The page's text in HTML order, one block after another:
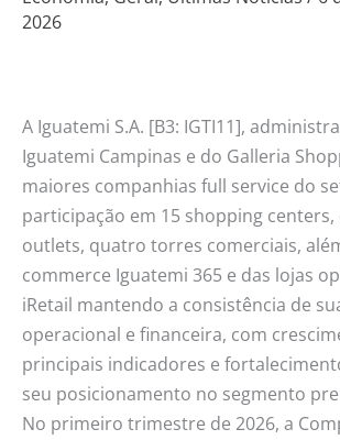
2026
A Iguatemi S.A. [B3: IGTI11],
Iguatemi Campinas e do Galleria
maiores companhias full service do
participação em 15 shopping
outlets, quatro torres comerciais,
commerce Iguatemi 365 e das lojas
iRetail mantendo a consistência de
operacional e financeira, com
principais indicadores e
seu posicionamento no segmento
No primeiro trimestre de 2026, a
110%
ajustado
no